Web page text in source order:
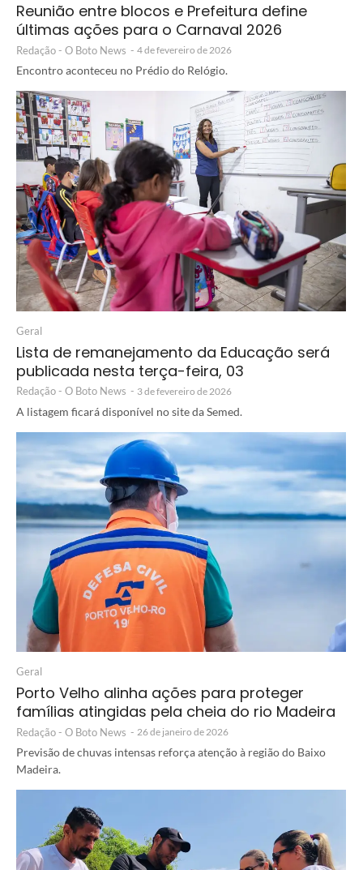
Reunião entre blocos e Prefeitura define
últimas ações para o Carnaval 2026
Redação - O Boto News - 4 de fevereiro de 2026
Encontro aconteceu no Prédio do Relógio.
Geral
Lista de remanejamento da Educação será
publicada nesta terça-feira, 03
Redação - O Boto News - 3 de fevereiro de 2026
A listagem ficará disponível no site da Semed.
Geral
Porto Velho alinha ações para proteger
famílias atingidas pela cheia do rio Madeira
Redação - O Boto News - 26 de janeiro de 2026
Previsão de chuvas intensas reforça atenção à região do Baixo
Madeira.